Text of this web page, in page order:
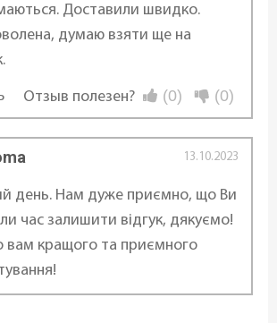
бренда:
Доставили швидко.
думаю взяти ще на
Отзыв полезен? (0) (0)
13.10.2023
день. Нам дуже приємно, що Ви
час залишити відгук, дякуємо!
вам кращого та приємного